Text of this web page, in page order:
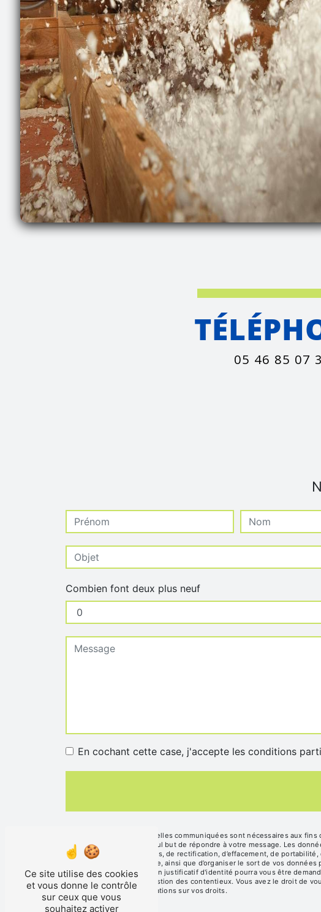
05 46 85 07
Combien font deux plus neuf
En cochant cette case, j'accepte les conditions
** Les données personnelles communiquées sont nécessaires aux
sous-traitants dans le seul but de répondre à votre message. Les
disposez de droits d’accès, de rectification, d’effacement, de
d’une autorité de contrôle, ainsi que d’organiser le sort de vos
contact@sasboislard.fr. Un justificatif d'identité pourra vous être
fins probatoires et de gestion des contentieux. Vous avez le droit de
cnil.fr pour plus d’informations sur vos droits.
Ce site utilise des cookies
et vous donne le contrôle
sur ceux que vous
souhaitez activer